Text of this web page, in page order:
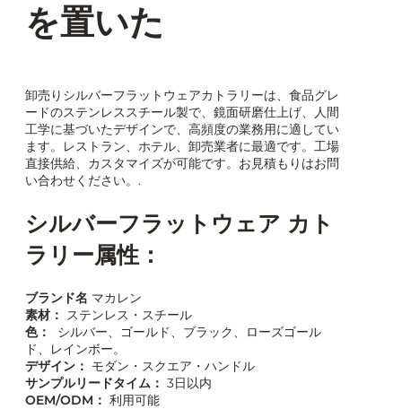
を置いた
卸売りシルバーフラットウェアカトラリーは、食品グレ
ードのステンレススチール製で、鏡面研磨仕上げ、人間
工学に基づいたデザインで、高頻度の業務用に適してい
ます。レストラン、ホテル、卸売業者に最適です。工場
直接供給、カスタマイズが可能です。お見積もりはお問
い合わせください。.
シルバーフラットウェア カト
ラリー属性：
ブランド名 マカレン
素材： ステンレス・スチール
色：
シルバー、ゴールド、ブラック、ローズゴール
ド、レインボー。
デザイン： モダン・スクエア・ハンドル
サンプルリードタイム： 3日以内
OEM/ODM： 利用可能